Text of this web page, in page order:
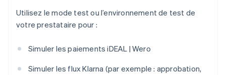
Utilisez le mode test ou l’environnement de test de
votre prestataire pour :
Simuler les paiements iDEAL | Wero
Simuler les flux Klarna (par exemple : approbation,